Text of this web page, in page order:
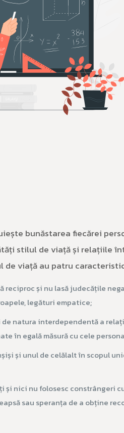
bunăstarea fiecărei
stilul de viață și relațiile
de viață au patru
reciproc și nu lasă judecățile
legături empatice;
natura interdependentă a
în egală măsură cu cele
și unul de celălalt în scopul
și nici nu folosesc constrângeri
sau speranța de a obține